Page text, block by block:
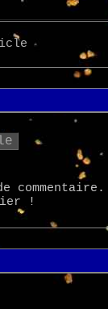
commentaire.
!